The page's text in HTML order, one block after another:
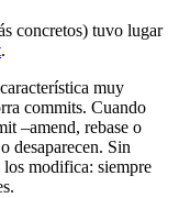
concretos) tuvo lugar
.
muy
commits. Cuando
–amend, rebase o
desaparecen. Sin
modifica: siempre